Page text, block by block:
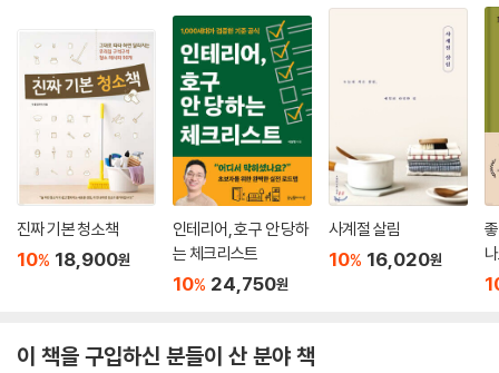
진짜 기본 청소책
10% 18,900원
인테리어, 호구 안 당하
는 체크리스트
10% 24,750원
사계절 살림
10% 16,020원
이 책을 구입하신 분들이 산 분야 책